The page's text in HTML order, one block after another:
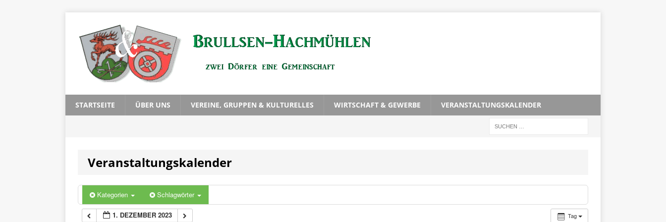
STARTSEITE ÜBER UNS VEREINE, GRUPPEN & KULTURELLES WIRTSCHAFT & GEWERBE VERANSTALTUNGSKALENDER
Veranstaltungskalender
Kategorien Schlagwörter
Tag
1. DEZEMBER 2023
1:00
2:00
3:00
5:00
6:00